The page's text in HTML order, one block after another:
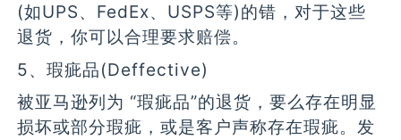
(如UPS、FedEx、USPS等)的错，对于这些
退货，你可以合理要求赔偿。
5、瑕疵品(Deffective)
被亚马逊列为 “瑕疵品”的退货，要么存在明显
损坏或部分瑕疵，或是客户声称存在瑕疵。发